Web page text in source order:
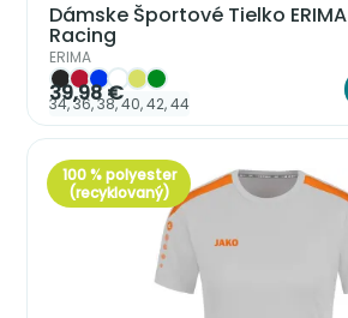
Dámske Športové Tielko ERIMA
Racing
ERIMA
34, 36, 38, 40, 42, 44
39,98 €
100 % polyester
(recyklovaný)